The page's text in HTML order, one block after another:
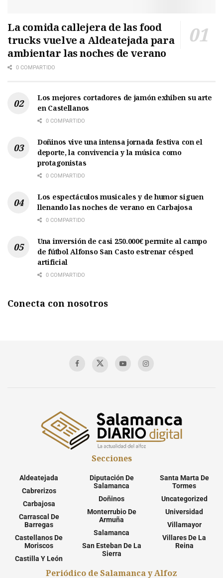
La comida callejera de las food
trucks vuelve a Aldeatejada para
ambientar las noches de verano
0 COMPARTIDO
Los mejores cortadores de jamón exhiben su arte
en Castellanos
0 COMPARTIDO
Doñinos vive una intensa jornada festiva con el
deporte, la convivencia y la música como
protagonistas
0 COMPARTIDO
Los espectáculos musicales y de humor siguen
llenando las noches de verano en Carbajosa
0 COMPARTIDO
Una inversión de casi 250.000€ permite al campo
de fútbol Alfonso San Casto estrenar césped
artificial
0 COMPARTIDO
Conecta con nosotros
Secciones
Aldeatejada
Cabrerizos
Carbajosa
Carrascal De
Barregas
Castellanos De
Moriscos
Castilla Y León
Diputación De
Salamanca
Doñinos
Monterrubio De
Armuña
Salamanca
San Esteban De La
Sierra
Santa Marta De
Tormes
Uncategorized
Universidad
Villamayor
Villares De La
Reina
Periódico de Salamanca y Alfoz